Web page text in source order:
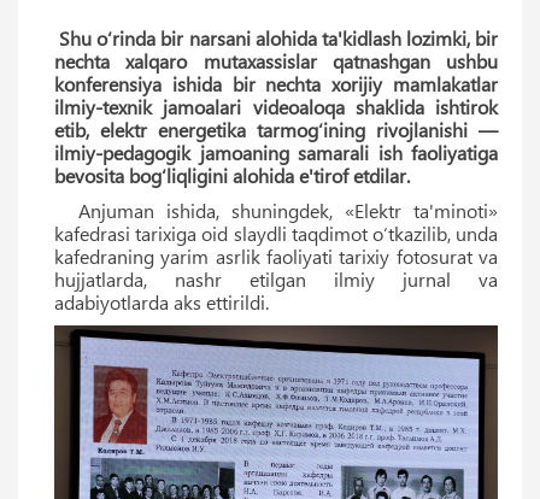
Shu o‘rinda bir narsani alohida ta'kidlash lozimki, bir
nechta xalqaro mutaxassislar qatnashgan ushbu
konferensiya ishida bir nechta xorijiy mamlakatlar
ilmiy-texnik jamoalari videoaloqa shaklida ishtirok
etib, elektr energetika tarmog‘ining rivojlanishi —
ilmiy-pedagogik jamoaning samarali ish faoliyatiga
bevosita bog‘liqligini alohida e'tirof etdilar.
Anjuman ishida, shuningdek, «Elektr ta'minoti»
kafedrasi tarixiga oid slaydli taqdimot o‘tkazilib, unda
kafedraning yarim asrlik faoliyati tarixiy fotosurat va
hujjatlarda, nashr etilgan ilmiy jurnal va
adabiyotlarda aks ettirildi.